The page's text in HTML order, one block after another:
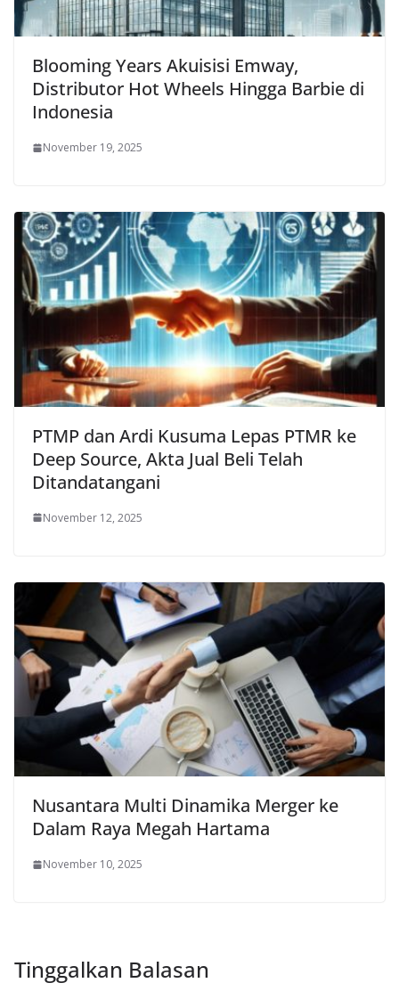
Blooming Years Akuisisi Emway,
Distributor Hot Wheels Hingga Barbie di
Indonesia
November 19, 2025
PTMP dan Ardi Kusuma Lepas PTMR ke
Deep Source, Akta Jual Beli Telah
Ditandatangani
November 12, 2025
Nusantara Multi Dinamika Merger ke
Dalam Raya Megah Hartama
November 10, 2025
Tinggalkan Balasan